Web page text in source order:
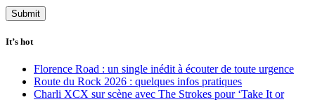
It’s hot
Florence Road : un single inédit à écouter de toute urgence
Route du Rock 2026 : quelques infos pratiques
Charli XCX sur scène avec The Strokes pour ‘Take It or